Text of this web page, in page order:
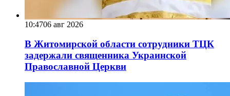
10:4706 авг 2026
В Житомирской области сотрудники ТЦК
задержали священника Украинской
Православной Церкви